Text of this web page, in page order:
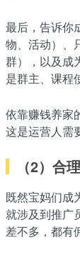
最后，告诉你
物、活动）、
群），以及成
是群主、课程
依靠赚钱养家
这是运营人需
（2）合
既然宝妈们成
就涉及到推广
差不多，都有